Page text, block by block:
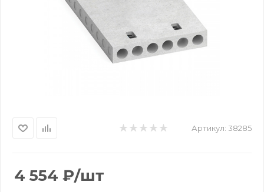
Артикул: 38285
4 554 ₽/шт